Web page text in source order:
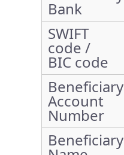
Bank
SWIFT
code /
BIC code
Beneficiary
Account
Number
Beneficiary